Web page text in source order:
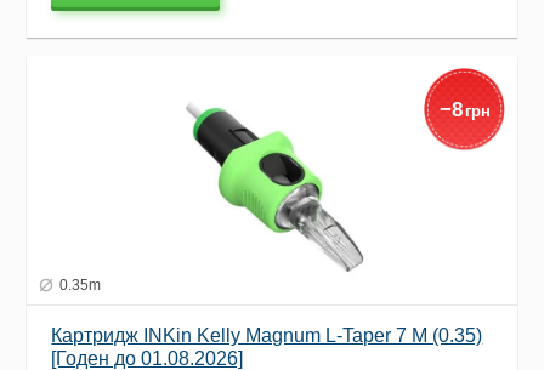
−8грн
0.35m
Картридж INKin Kelly Magnum L-Taper 7 M (0.35)
[Годен до 01.08.2026]